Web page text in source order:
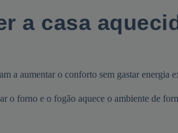
a casa
a aumentar o conforto sem gastar energia
o forno e o fogão aquece o ambiente de